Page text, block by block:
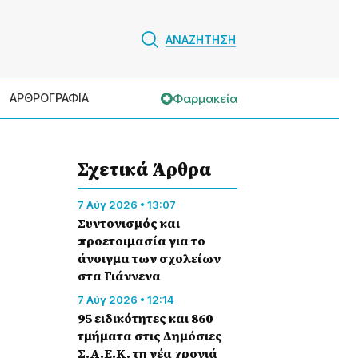
ΑΝΑΖΗΤΗΣΗ
ΑΡΘΡΟΓΡΑΦΙΑ Φαρμακεία
Σχετικά Άρθρα
7 Αύγ 2026 • 13:07
Συντονισμός και
προετοιμασία για το
άνοιγμα των σχολείων
στα Γιάννενα
7 Αύγ 2026 • 12:14
95 ειδικότητες και 860
τμήματα στις Δημόσιες
Σ.Α.Ε.Κ. τη νέα χρονιά